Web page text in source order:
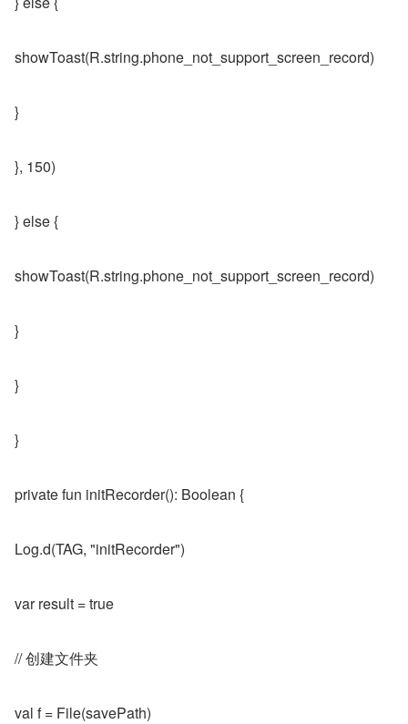
showToast(R.string.phone_not_support_screen_record)
}
}, 150)
} else {
showToast(R.string.phone_not_support_screen_record)
}
}
}
private fun initRecorder(): Boolean {
Log.d(TAG, "initRecorder")
var result = true
// 创建文件夹
val f = File(savePath)